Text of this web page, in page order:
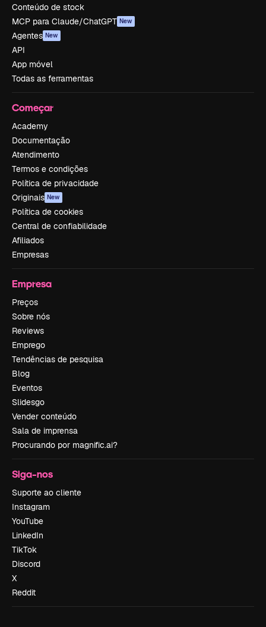
Conteúdo de stock
MCP para Claude/ChatGPT New
Agentes New
API
App móvel
Todas as ferramentas
Começar
Academy
Documentação
Atendimento
Termos e condições
Política de privacidade
Originais New
Política de cookies
Central de confiabilidade
Afiliados
Empresas
Empresa
Preços
Sobre nós
Reviews
Emprego
Tendências de pesquisa
Blog
Eventos
Slidesgo
Vender conteúdo
Sala de imprensa
Procurando por magnific.ai?
Siga-nos
Suporte ao cliente
Instagram
YouTube
LinkedIn
TikTok
Discord
X
Reddit